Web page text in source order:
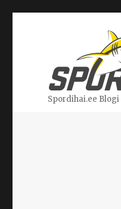
Spordihai.ee